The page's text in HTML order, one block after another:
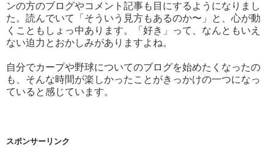
ンの方のブログやコメント記事も目にするようになりまし
た。読んでいて「そういう見方もあるのか〜」と、心が動
くこともしょっ中あります。「好き」って、なんともいえ
ない迫力とおかしみがありますよね。
自分でカープや野球についてのブログを始めたくなったの
も、そんな時間が楽しかったことがきっかけの一つになっ
ていると感じています。
スポンサーリンク